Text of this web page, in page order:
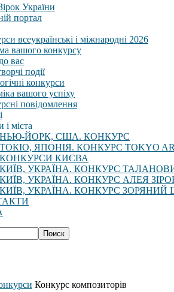
України
портал
всеукраїнські і міжнародні 2026
вашого конкурсу
вас
події
конкурси
вашого успіху
повідомлення
і міста
НЬЮ-ЙОРК, США. КОНКУРС
ТОКІО, ЯПОНІЯ. КОНКУРС TOKYO
КОНКУРСИ КИЄВА
КИЇВ, УКРАЇНА. КОНКУРС
КИЇВ, УКРАЇНА. КОНКУРС АЛЕЯ
КИЇВ, УКРАЇНА. КОНКУРС ЗОРЯНИЙ
Конкурс композиторів